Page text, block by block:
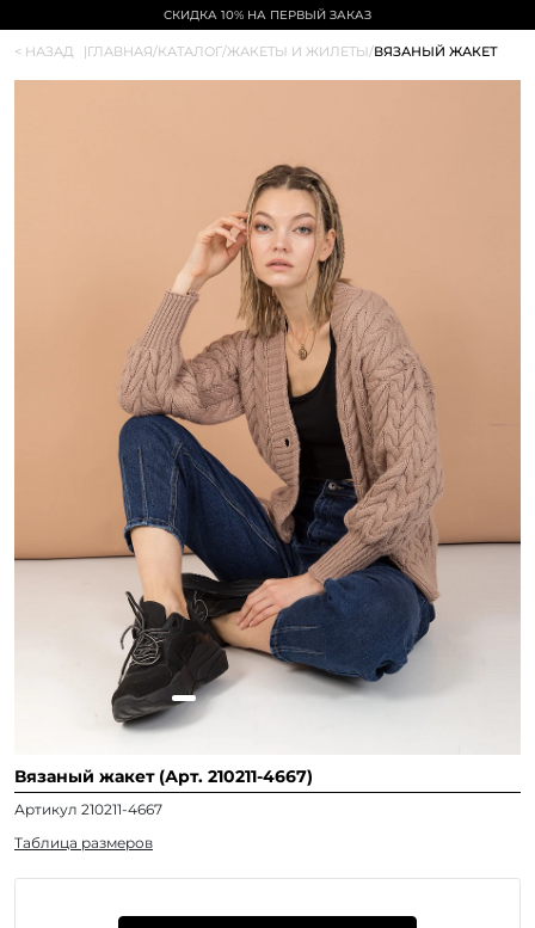
СКИДКА 10% НА ПЕРВЫЙ ЗАКАЗ
< НАЗАД |ГЛАВНАЯ/КАТАЛОГ/ЖАКЕТЫ И ЖИЛЕТЫ/ВЯЗАНЫЙ ЖАКЕТ
Вязаный жакет (Арт. 210211-4667)
Артикул 210211-4667
Таблица размеров